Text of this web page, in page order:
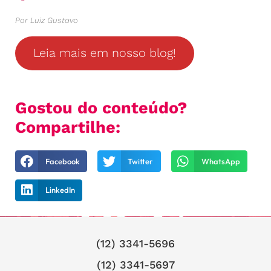
Por Luiz Gustavo
Leia mais em nosso blog!
Gostou do conteúdo?
Compartilhe:
Facebook Twitter WhatsApp
LinkedIn
(12) 3341-5696
(12) 3341-5697